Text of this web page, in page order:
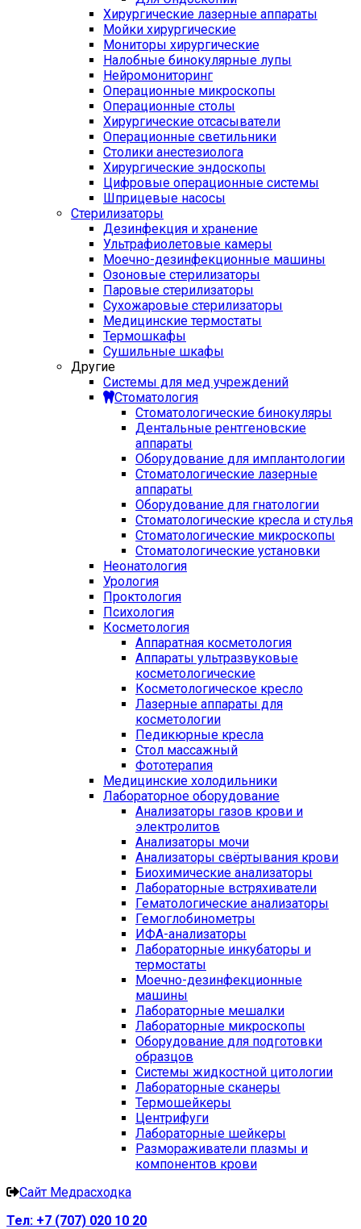
Хирургические лазерные аппараты
Мойки хирургические
Мониторы хирургические
Налобные бинокулярные лупы
Нейромониторинг
Операционные микроскопы
Операционные столы
Хирургические отсасыватели
Операционные светильники
Столики анестезиолога
Хирургические эндоскопы
Цифровые операционные системы
Шприцевые насосы
Стерилизаторы
Дезинфекция и хранение
Ультрафиолетовые камеры
Моечно-дезинфекционные машины
Озоновые стерилизаторы
Паровые стерилизаторы
Сухожаровые стерилизаторы
Медицинские термостаты
Термошкафы
Сушильные шкафы
Другие
Системы для мед учреждений
Стоматология
Стоматологические бинокуляры
Дентальные рентгеновские
аппараты
Оборудование для имплантологии
Стоматологические лазерные
аппараты
Оборудование для гнатологии
Стоматологические кресла и стулья
Стоматологические микроскопы
Стоматологические установки
Неонатология
Урология
Проктология
Психология
Косметология
Аппаратная косметология
Аппараты ультразвуковые
косметологические
Косметологическое кресло
Лазерные аппараты для
косметологии
Педикюрные кресла
Стол массажный
Фототерапия
Медицинские холодильники
Лабораторное оборудование
Анализаторы газов крови и
электролитов
Анализаторы мочи
Анализаторы свёртывания крови
Биохимические анализаторы
Лабораторные встряхиватели
Гематологические анализаторы
Гемоглобинометры
ИФА-анализаторы
Лабораторные инкубаторы и
термостаты
Моечно-дезинфекционные
машины
Лабораторные мешалки
Лабораторные микроскопы
Оборудование для подготовки
образцов
Системы жидкостной цитологии
Лабораторные сканеры
Термошейкеры
Центрифуги
Лабораторные шейкеры
Размораживатели плазмы и
компонентов крови
Сайт Медрасходка
Тел: +7 (707) 020 10 20